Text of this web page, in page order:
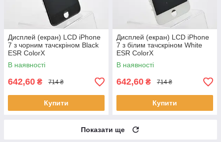
Дисплей (екран) LCD iPhone
7 з чорним тачскріном Black
ESR ColorX
В наявності
642,60 ₴ 714 ₴
Купити
Дисплей (екран) LCD iPhone
7 з білим тачскріном White
ESR ColorX
В наявності
642,60 ₴ 714 ₴
Купити
Показати ще